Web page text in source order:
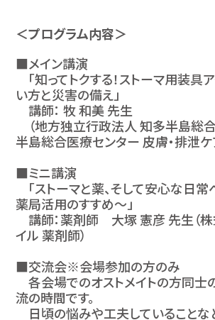
＜プログラム内容＞
■メイン講演
「知ってトクする！ストーマ用装具
い方と災害の備え」
講師： 牧 和美 先生
（地方独立行政法人 知多半島総
半島総合医療センター 皮膚・排泄ケ
■ミニ講演
「ストーマと薬、そして安心な日
薬局活用のすすめ～」
講師：薬剤師 大塚 憲彦 先生（
イル 薬剤師）
■交流会※会場参加の方のみ
各会場でのオストメイトの方同士
流の時間です。
日頃の悩みや工夫していることな